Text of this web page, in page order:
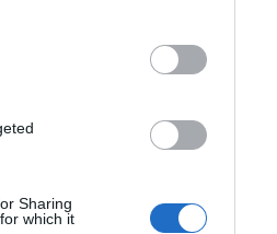
Sharing
which it